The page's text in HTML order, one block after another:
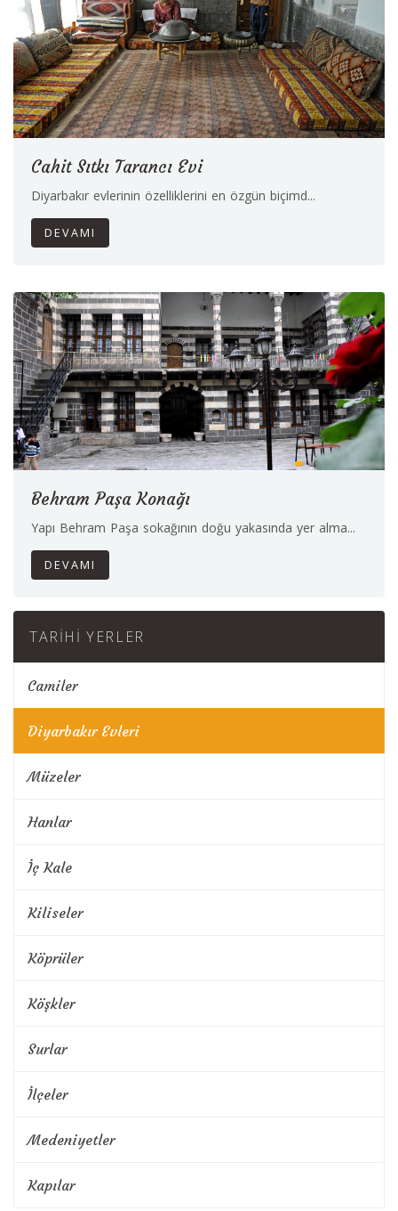
TARIHI YERLER
Camiler
Diyarbakır Evleri
Müzeler
Hanlar
İç Kale
Kiliseler
Köprüler
Köşkler
Surlar
İlçeler
Medeniyetler
Kapılar
Cahit Sıtkı Tarancı Evi
Diyarbakır evlerinin özelliklerini en özgün biçimd...
DEVAMI
Behram Paşa Konağı
Yapı Behram Paşa sokağının doğu yakasında yer alma...
DEVAMI